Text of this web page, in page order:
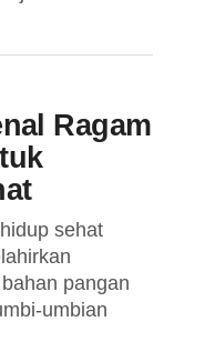
Ragam
sehat
pangan
umbian